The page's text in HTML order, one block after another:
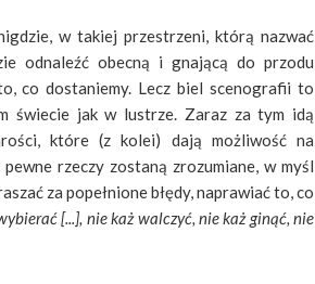
w takiej przestrzeni, którą nazwać
odnaleźć obecną i gnającą do przodu
co dostaniemy. Lecz biel scenografii to
świecie jak w lustrze. Zaraz za tym idą
które (z kolei) dają możliwość na
rzeczy zostaną zrozumiane, w myśl
za popełnione błędy, naprawiać to, co
[...], nie każ walczyć, nie każ ginąć, nie